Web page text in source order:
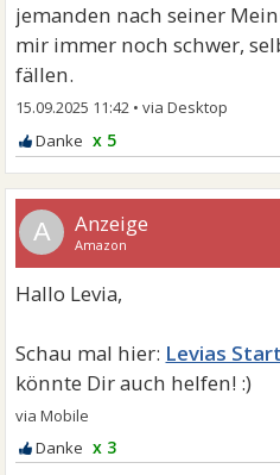
jemanden nach seiner
mir immer noch schwer,
fällen.
15.09.2025 11:42 •
x 5
A
Levias
x 3